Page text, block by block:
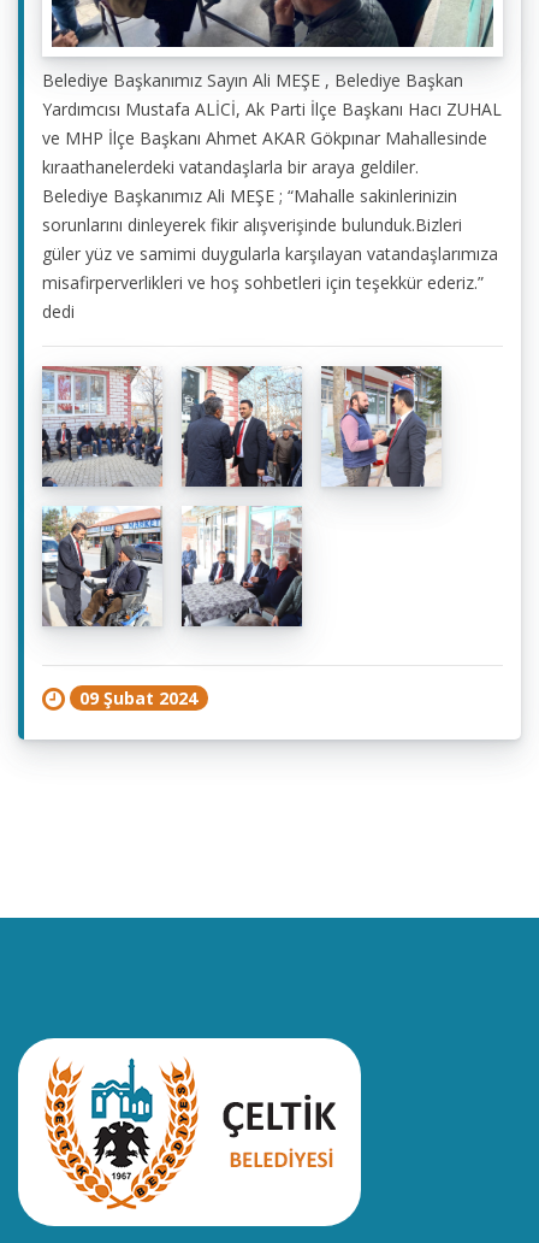
Belediye Başkanımız Sayın Ali MEŞE , Belediye Başkan
Yardımcısı Mustafa ALİCİ, Ak Parti İlçe Başkanı Hacı ZUHAL
ve MHP İlçe Başkanı Ahmet AKAR Gökpınar Mahallesinde
kıraathanelerdeki vatandaşlarla bir araya geldiler.
Belediye Başkanımız Ali MEŞE ; “Mahalle sakinlerinizin
sorunlarını dinleyerek fikir alışverişinde bulunduk.Bizleri
güler yüz ve samimi duygularla karşılayan vatandaşlarımıza
misafirperverlikleri ve hoş sohbetleri için teşekkür ederiz.”
dedi
09 Şubat 2024